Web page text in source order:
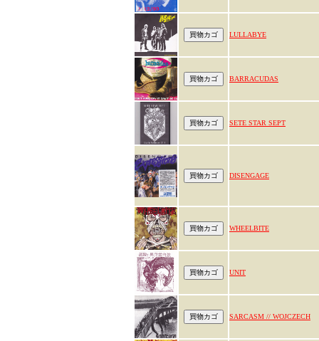
LULLABYE
BARRACUDAS
SETE STAR SEPT
DISENGAGE
WHEELBITE
UNIT
SARCASM // WOJCZECH